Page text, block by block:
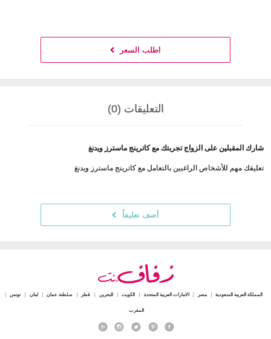
اطلب السعر
التعليقات (0)
شارك المقبلين على الزواج تجربتك مع كاترينج ماسترز ويدنغ
تعليقك مهم للأشخاص الراغبين بالتعامل مع كاترينج ماسترز ويدنغ
أضف تعليقاً
المملكة العربية السعودية مصر الامارات العربية المتحدة الكويت البحرين قطر سلطنة عمان لبنان تونس
المغرب